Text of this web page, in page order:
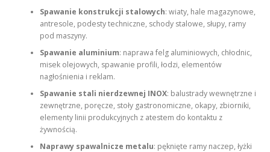
Spawanie konstrukcji stalowych: wiaty, hale magazynowe,
antresole, podesty techniczne, schody stalowe, słupy, ramy
pod maszyny.
Spawanie aluminium: naprawa felg aluminiowych, chłodnic,
misek olejowych, spawanie profili, łodzi, elementów
nagłośnienia i reklam.
Spawanie stali nierdzewnej INOX: balustrady wewnętrzne i
zewnętrzne, poręcze, stoły gastronomiczne, okapy, zbiorniki,
elementy linii produkcyjnych z atestem do kontaktu z
żywnością.
Naprawy spawalnicze metalu: pęknięte ramy naczep, łyżki